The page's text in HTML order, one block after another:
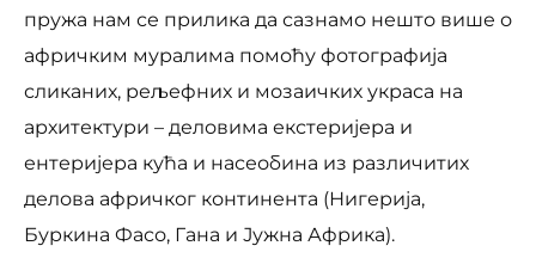
пружа нам се прилика да сазнамо нешто више о
афричким муралима помоћу фотографија
сликаних, рељефних и мозаичких украса на
архитектури – деловима екстеријера и
ентеријера кућа и насеобина из различитих
делова афричког континента (Нигерија,
Буркина Фасо, Гана и Јужна Африка).